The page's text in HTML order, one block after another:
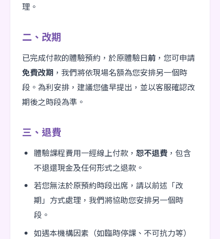
理。
二、改期
已完成付款的體驗預約，於原體驗日前 ，您可申請
免費改期 ，我們將依現場名額為您安排另一個時
段。為利安排，建議您儘早提出，並以客服確認改
期後之時段為準。
三、退費
體驗課程費用一經線上付款， 恕不退費 ，包含
不退還現金及任何形式之退款。
若您無法於原預約時段出席，請以前述「改
期」方式處理，我們將協助您安排另一個時
段。
如遇本機構因素（如臨時停課、不可抗力等）